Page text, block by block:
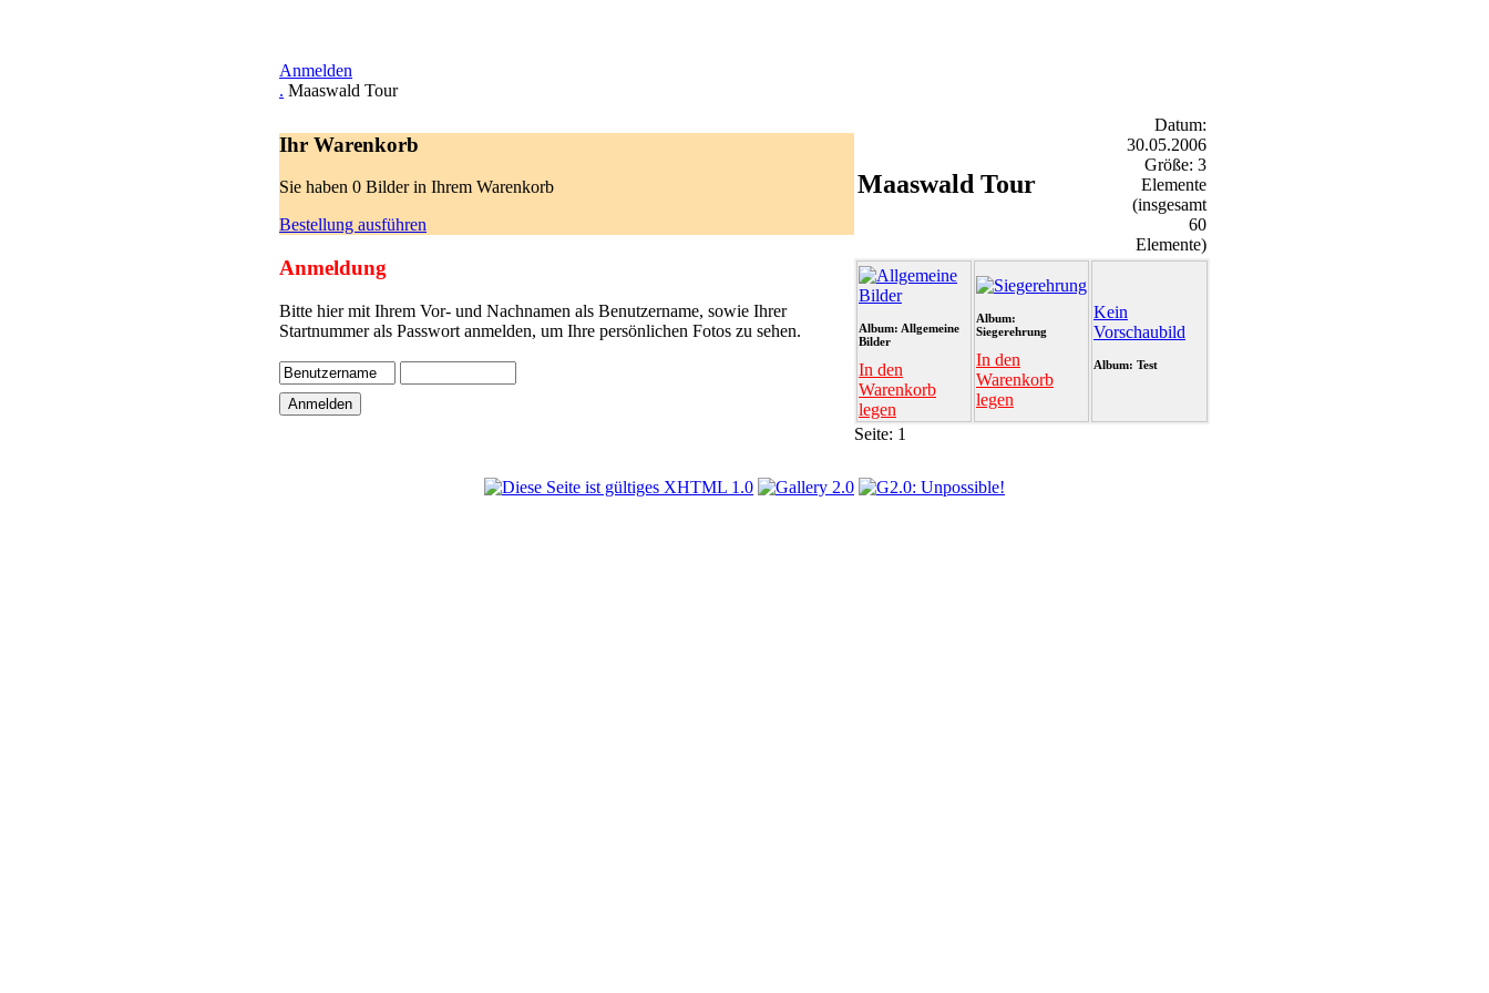
Anmelden
. Maaswald Tour
Ihr Warenkorb
Sie haben 0 Bilder in Ihrem Warenkorb
Bestellung ausführen
Anmeldung
Bitte hier mit Ihrem Vor- und Nachnamen als Benutzername, sowie Ihrer
Startnummer als Passwort anmelden, um Ihre persönlichen Fotos zu sehen.
Maaswald Tour
Datum:
30.05.2006
Größe: 3
Elemente
(insgesamt
60
Elemente)
Album: Allgemeine
Bilder
In den
Warenkorb
legen
Album:
Siegerehrung
In den
Warenkorb
legen
Kein
Vorschaubild
Album: Test
Seite: 1